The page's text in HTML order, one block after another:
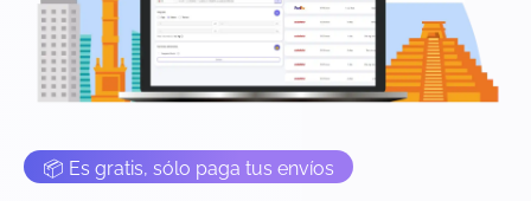
📦 Es gratis, sólo paga tus envíos